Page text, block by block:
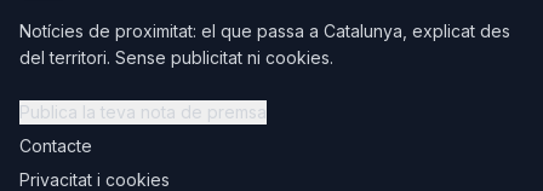
Notícies de proximitat: el que passa a Catalunya, explicat des
del territori. Sense publicitat ni cookies.
Publica la teva nota de premsa
Contacte
Privacitat i cookies